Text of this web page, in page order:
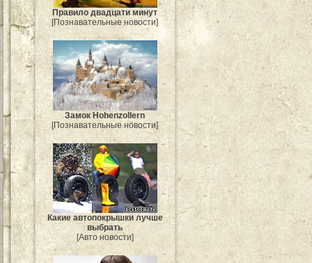
Правило двадцати минут
[Познавательные новости]
Замок Hohenzollern
[Познавательные новости]
Какие автопокрышки лучше
выбрать
[Авто новости]